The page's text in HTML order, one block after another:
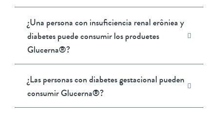
¿Una persona con insuficiencia renal erôniea y
diabetes puede consumir los produetes
Glucerna®?
¿Las personas con diabetes gestacional pueden
consumir Glucerna®?